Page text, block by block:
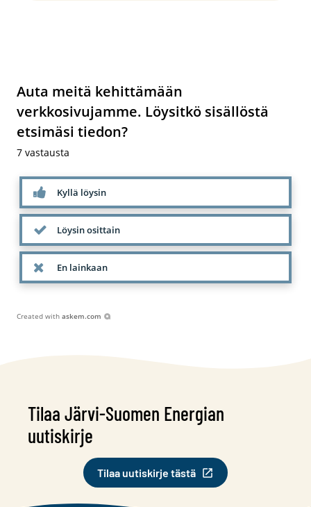
Auta meitä kehittämään
verkkosivujamme. Löysitkö sisällöstä
etsimäsi tiedon?
7 vastausta
Kyllä löysin
Löysin osittain
En lainkaan
Created with askem.com
Tilaa Järvi-Suomen Energian
uutiskirje
Tilaa uutiskirje tästä